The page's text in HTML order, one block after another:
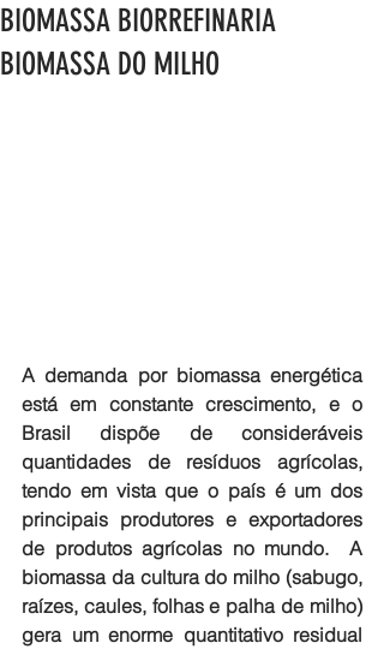
BIOMASSA BIORREFINARIA
BIOMASSA DO MILHO
A demanda por biomassa energética
está em constante crescimento, e o
Brasil dispõe de consideráveis
quantidades de resíduos agrícolas,
tendo em vista que o país é um dos
principais produtores e exportadores
de produtos agrícolas no mundo.  A
biomassa da cultura do milho (sabugo,
raízes, caules, folhas e palha de milho)
gera um enorme quantitativo residual